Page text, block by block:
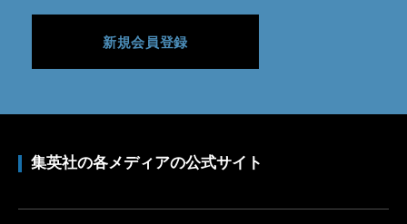
新規会員登録
集英社の各メディアの公式サイト